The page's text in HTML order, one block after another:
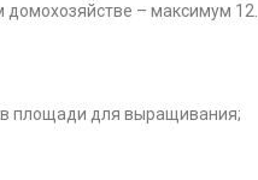
домохозяйстве – максимум 12.
площади для выращивания;